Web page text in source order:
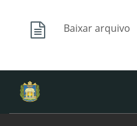
Baixar arquivo